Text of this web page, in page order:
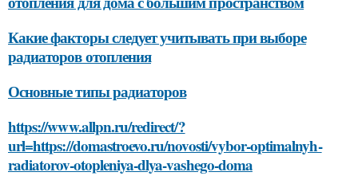
Какие факторы следует учитывать при выборе
радиаторов отопления
Основные типы радиаторов
https://www.allpn.ru/redirect/?
url=https://domastroevo.ru/novosti/vybor-optimalnyh-
radiatorov-otopleniya-dlya-vashego-doma